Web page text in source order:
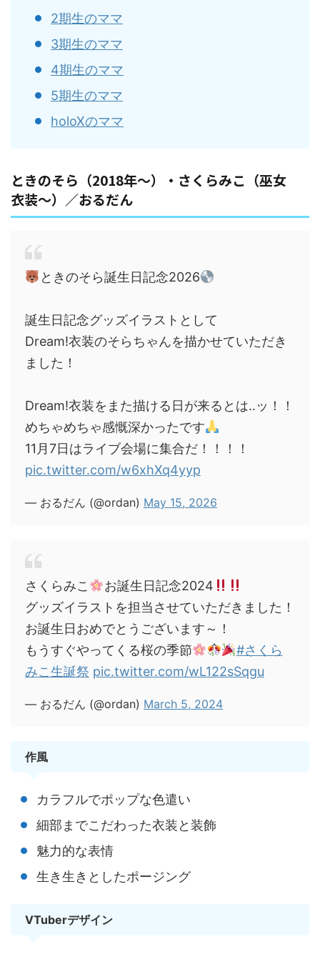
2期生のママ
3期生のママ
4期生のママ
5期生のママ
holoXのママ
ときのそら（2018年～）・さくらみこ（巫女
衣装～）／おるだん
ときのそら誕生日記念2026
誕生日記念グッズイラストとして
Dream!衣装のそらちゃんを描かせていただき
ました！
Dream!衣装をまた描ける日が来るとは‥ッ！！
めちゃめちゃ感慨深かったです
11月7日はライブ会場に集合だ！！！！
pic.twitter.com/w6xhXq4yyp
— おるだん (@ordan) May 15, 2026
さくらみこ
お誕生日記念2024
グッズイラストを担当させていただきました！
お誕生日おめでとうございます～！
もうすぐやってくる桜の季節
#さくら
みこ生誕祭 pic.twitter.com/wL122sSqgu
— おるだん (@ordan) March 5, 2024
作風
カラフルでポップな色遣い
細部までこだわった衣装と装飾
魅力的な表情
生き生きとしたポージング
VTuberデザイン